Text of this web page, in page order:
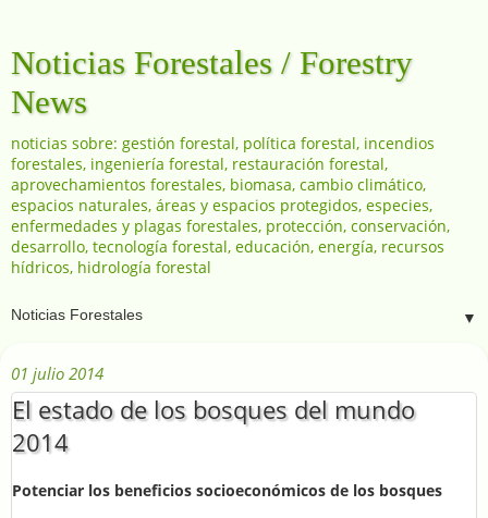
Noticias Forestales / Forestry
News
noticias sobre: gestión forestal, política forestal, incendios
forestales, ingeniería forestal, restauración forestal,
aprovechamientos forestales, biomasa, cambio climático,
espacios naturales, áreas y espacios protegidos, especies,
enfermedades y plagas forestales, protección, conservación,
desarrollo, tecnología forestal, educación, energía, recursos
hídricos, hidrología forestal
▼
01 julio 2014
El estado de los bosques del mundo
2014
Potenciar los beneficios socioeconómicos de los bosques